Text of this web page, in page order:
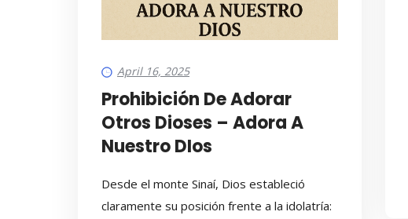
April 16, 2025
Prohibición De Adorar
Otros Dioses – Adora A
Nuestro DIos
Desde el monte Sinaí, Dios estableció
claramente su posición frente a la idolatría: